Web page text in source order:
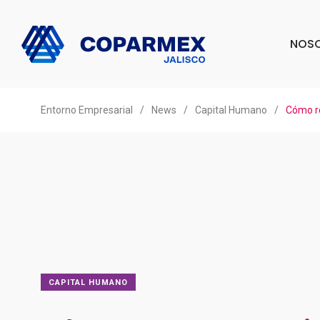
Entorno Empresarial / News / Capital Humano / Cómo
CAPITAL HUMANO